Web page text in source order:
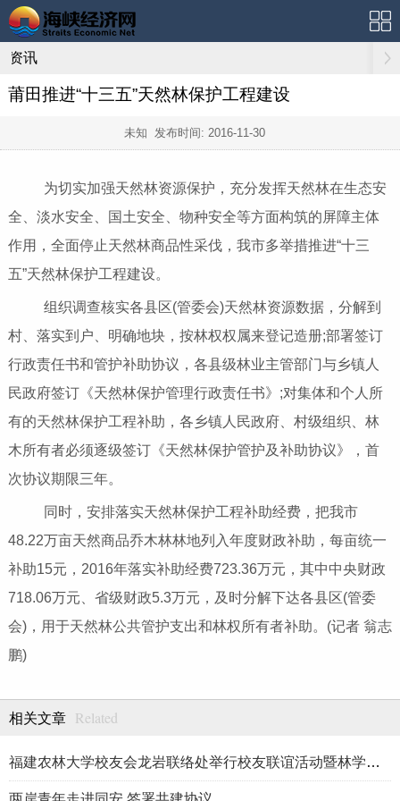
资讯
莆田推进“十三五”天然林保护工程建设
未知 发布时间: 2016-11-30
为切实加强天然林资源保护，充分发挥天然林在生态安
全、淡水安全、国土安全、物种安全等方面构筑的屏障主体
作用，全面停止天然林商品性采伐，我市多举措推进“十三
五”天然林保护工程建设。
组织调查核实各县区(管委会)天然林资源数据，分解到
村、落实到户、明确地块，按林权权属来登记造册;部署签订
行政责任书和管护补助协议，各县级林业主管部门与乡镇人
民政府签订《天然林保护管理行政责任书》;对集体和个人所
有的天然林保护工程补助，各乡镇人民政府、村级组织、林
木所有者必须逐级签订《天然林保护管护及补助协议》，首
次协议期限三年。
同时，安排落实天然林保护工程补助经费，把我市
48.22万亩天然商品乔木林林地列入年度财政补助，每亩统一
补助15元，2016年落实补助经费723.36万元，其中中央财政
718.06万元、省级财政5.3万元，及时分解下达各县区(管委
会)，用于天然林公共管护支出和林权所有者补助。(记者 翁志
鹏)
相关文章 Related
福建农林大学校友会龙岩联络处举行校友联谊活动暨林学、生物医药